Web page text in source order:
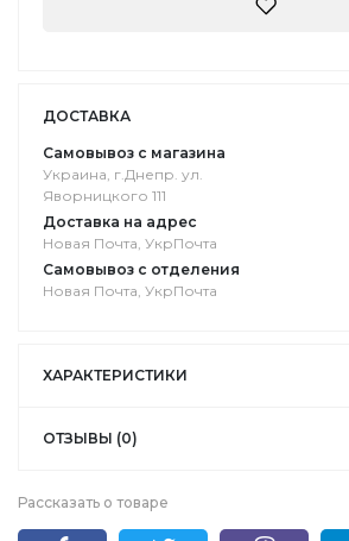
ДОСТАВКА
Самовывоз с магазина
Украина, г.Днепр. ул.
Яворницкого 111
Доставка на адрес
Новая Почта, УкрПочта
Самовывоз с отделения
Новая Почта, УкрПочта
ХАРАКТЕРИСТИКИ
ОТЗЫВЫ (0)
Рассказать о товаре